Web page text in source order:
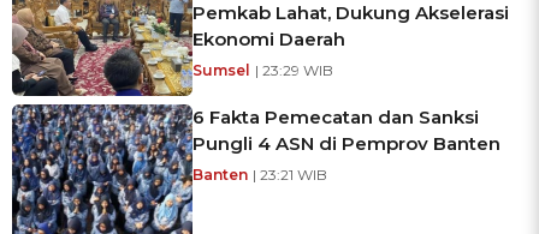
Pemkab Lahat, Dukung Akselerasi
Ekonomi Daerah
Sumsel | 23:29 WIB
6 Fakta Pemecatan dan Sanksi
Pungli 4 ASN di Pemprov Banten
Banten | 23:21 WIB